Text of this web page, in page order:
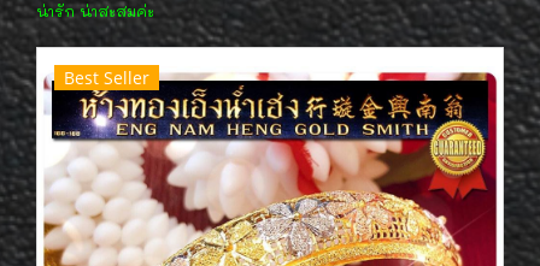
น่ารัก น่าสะสมค่ะ
Best Seller